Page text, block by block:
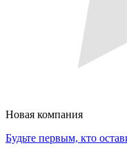
Новая компания
Будьте первым, кто